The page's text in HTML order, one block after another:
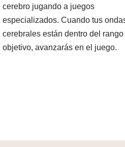
cerebro jugando a juegos
especializados. Cuando tus
cerebrales están dentro del rango
objetivo, avanzarás en el juego.